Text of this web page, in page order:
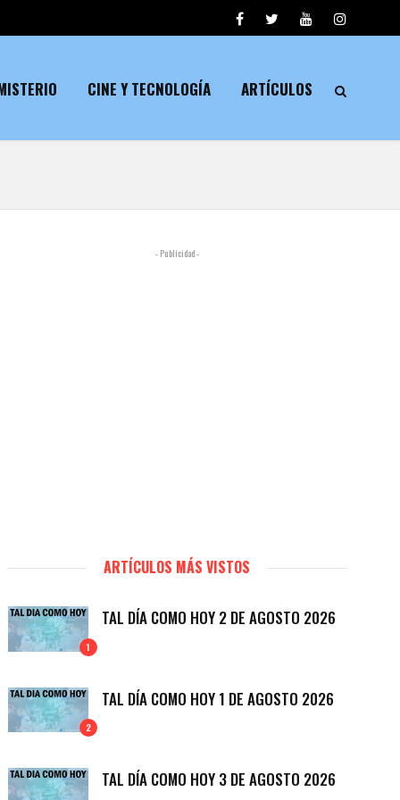
CINE Y TECNOLOGÍA ARTÍCULOS
- Publicidad -
ARTÍCULOS MÁS VISTOS
1
TAL DÍA COMO HOY 2 DE AGOSTO 2026
2
TAL DÍA COMO HOY 1 DE AGOSTO 2026
TAL DÍA COMO HOY 3 DE AGOSTO 2026